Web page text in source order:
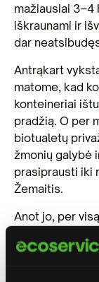
mažiausiai 3–4
iškraunami ir
dar
Antrąkart
matome, kad
konteineriai
pradžią. O per
biotualetų
žmonių galybė
prasiprausti iki
Žemaitis.
Anot jo, per
tonų atliekų.
atliekos: